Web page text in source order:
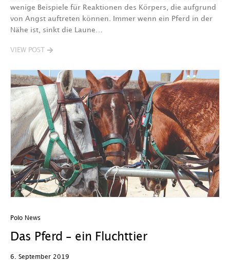
wenige Beispiele für Reaktionen des Körpers, die aufgrund
von Angst auftreten können. Immer wenn ein Pferd in der
Nähe ist, sinkt die Laune…
VIEW POST
Polo News
Das Pferd – ein Fluchttier
6. September 2019